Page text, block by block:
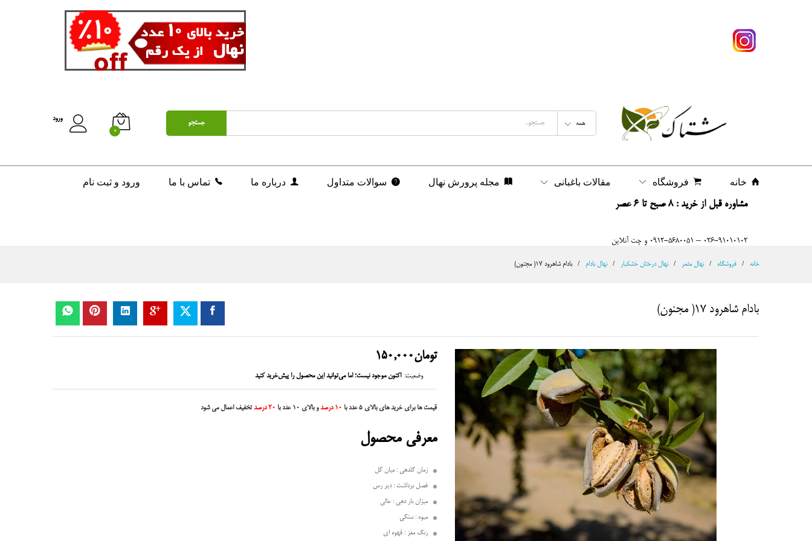
همه جستجو
0
ورود
خانه فروشگاه مقالات باغبانی مجله پرورش نهال سوالات متداول درباره ما تماس با ما ورود و ثبت نام
مشاوره قبل از خرید : 8 صبح تا 6 عصر
026-91010102 – 0912-5680051 و چت آنلاین
خانه / فروشگاه / نهال مثمر / نهال درختان خشکبار / نهال بادام / بادام شاهرود ۱۷( مجنون)
بادام شاهرود ۱۷( مجنون)
تومان150,000
وضعیت: اکنون موجود نیست؛ اما می‌توانید این محصول را پیش‌خرید کنید
قیمت ها برای خرید های بالای 5 عدد با 10 درصد و بالای 10 عدد با 20 درصد تخفیف اعمال می شود
معرفی محصول
زمان گلدهی : میان گل
فصل برداشت : دیر رس
میزان بار دهی : عالی
میوه : سنگی
رنگ مغز : قهوه ای
تومان150,000 افزودن به سبد خرید